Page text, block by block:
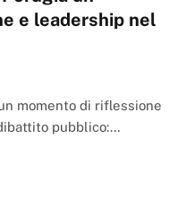
e leadership nel
momento di riflessione
pubblico:…